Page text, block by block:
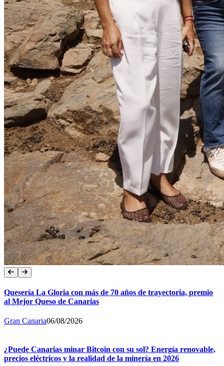
Quesería La Gloria con más de 70 años de trayectoria, premio
al Mejor Queso de Canarias
Gran Canaria06/08/2026
¿Puede Canarias minar Bitcoin con su sol? Energía renovable,
precios eléctricos y la realidad de la minería en 2026